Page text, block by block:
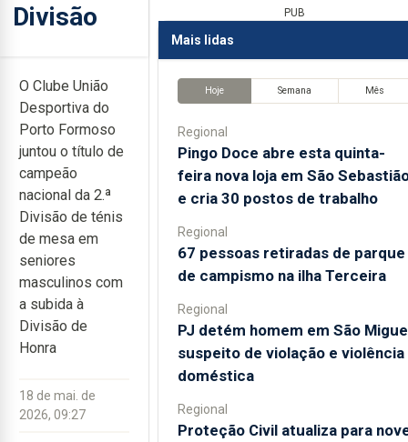
Divisão
O Clube União
Desportiva do
Porto Formoso
juntou o título de
campeão
nacional da 2.ª
Divisão de ténis
de mesa em
seniores
masculinos com
a subida à
Divisão de
Honra
18 de mai. de
2026, 09:27
PUB
Mais lidas
Hoje Semana Mês
Regional
Pingo Doce abre esta quinta-
feira nova loja em São
e cria 30 postos de trabalho
Regional
67 pessoas retiradas de parque
de campismo na ilha Terceira
Regional
PJ detém homem em São
suspeito de violação e violência
doméstica
Regional
Proteção Civil atualiza para